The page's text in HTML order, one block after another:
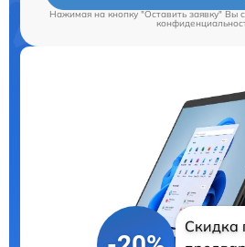
Нажимая на кнопку "Оставить заявку" Вы
Скидка